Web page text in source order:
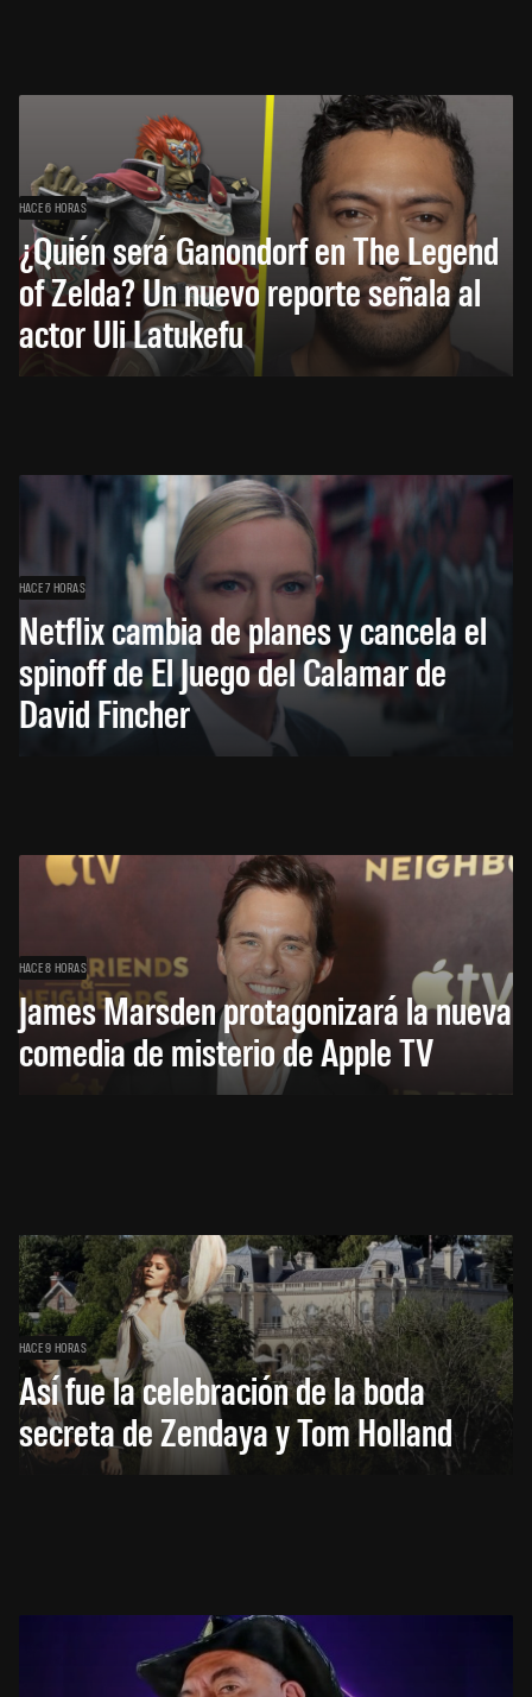
HACE 6 HORAS
¿Quién será Ganondorf en The Legend
of Zelda? Un nuevo reporte señala al
actor Uli Latukefu
HACE 7 HORAS
Netflix cambia de planes y cancela el
spinoff de El Juego del Calamar de
David Fincher
HACE 8 HORAS
James Marsden protagonizará la nueva
comedia de misterio de Apple TV
HACE 9 HORAS
Así fue la celebración de la boda
secreta de Zendaya y Tom Holland